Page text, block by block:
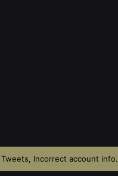
Incorrect account info.